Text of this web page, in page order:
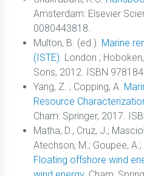
Amsterdam: Elsevier
0080443818.
Multon, B. (ed.). Marine
(ISTE). London ;
Sons, 2012. ISBN
Yang, Z. ; Copping, A.
Resource
Cham: Springer, 2017.
Matha, D., Cruz, J.;
Atechson, M.; Goupee,
Floating offshore wind